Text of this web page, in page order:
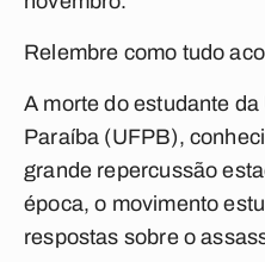
Relembre como tudo
A morte do estudante
Paraíba (UFPB),
grande repercussão
época, o movimento
respostas sobre o